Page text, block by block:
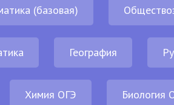
(базовая)
География
Химия ОГЭ Биология